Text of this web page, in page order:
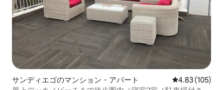
サンディエゴのマンション・アパート レビュー105
4.83 (105)